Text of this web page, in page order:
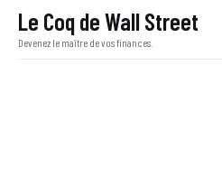
Le Coq de Wall Street
Devenez le maître de vos finances.
Le Coq de Wall Street